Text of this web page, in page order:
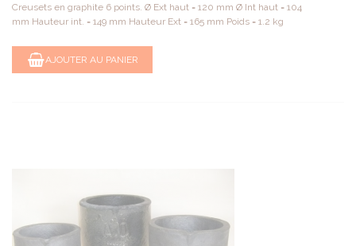
Creusets en graphite 6 points. Ø Ext haut = 120 mm Ø Int haut = 104
mm Hauteur int. = 149 mm Hauteur Ext = 165 mm Poids = 1.2 kg
AJOUTER AU PANIER